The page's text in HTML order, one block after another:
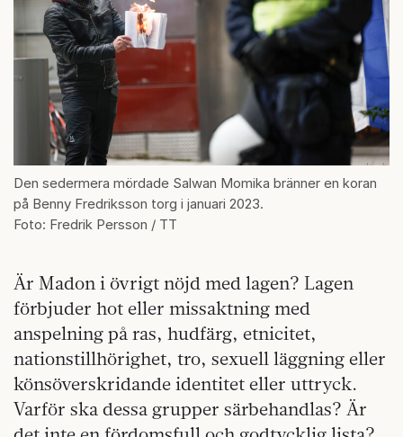
Den sedermera mördade Salwan Momika bränner en koran
på Benny Fredriksson torg i januari 2023.
Foto: Fredrik Persson / TT
Är Madon i övrigt nöjd med lagen? Lagen
förbjuder hot eller missaktning med
anspelning på ras, hudfärg, etnicitet,
nationstillhörighet, tro, sexuell läggning eller
könsöverskridande identitet eller uttryck.
Varför ska dessa grupper särbehandlas? Är